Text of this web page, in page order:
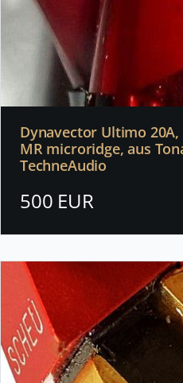
Dynavector Ultimo
MR microridge, aus
TechneAudio
500 EUR